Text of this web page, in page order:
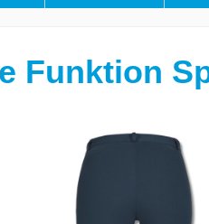
Funktion